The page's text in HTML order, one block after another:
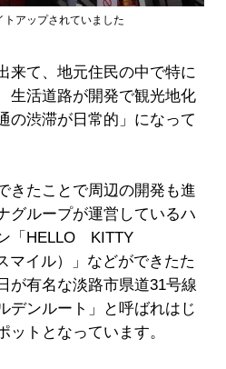
アップされていました
来て、地元住民の中で特に
生活道路が開発で観光地化
の渋滞が日常的」になって
きたことで周辺の開発も進
グループが運営しているハ
「HELLO KITTY
マイル）」などができたた
が有名な淡路市県道31号線
デンルート」と呼ばれはじ
ットとなっています。